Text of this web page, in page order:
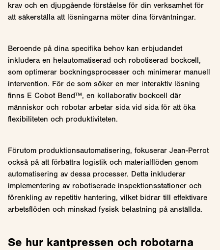
krav och en djupgående förståelse för din verksamhet för
att säkerställa att lösningarna möter dina förväntningar.
Beroende på dina specifika behov kan erbjudandet
inkludera en helautomatiserad och robotiserad bockcell,
som optimerar bockningsprocesser och minimerar manuell
intervention. För de som söker en mer interaktiv lösning
finns E Cobot Bend™, en kollaborativ bockcell där
människor och robotar arbetar sida vid sida för att öka
flexibiliteten och produktiviteten.
Förutom produktionsautomatisering, fokuserar Jean-Perrot
också på att förbättra logistik och materialflöden genom
automatisering av dessa processer. Detta inkluderar
implementering av robotiserade inspektionsstationer och
förenkling av repetitiv hantering, vilket bidrar till effektivare
arbetsflöden och minskad fysisk belastning på anställda.
Se hur kantpressen och robotarna